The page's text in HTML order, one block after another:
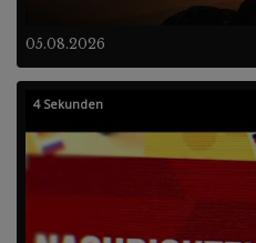
05.08.2026
4 Sekunden